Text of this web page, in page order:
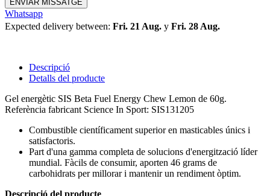
ENVIAR MISSATGE
Whatsapp
Expected delivery between: Fri. 21 Aug. y Fri. 28 Aug.
Descripció
Detalls del producte
Gel energètic SIS Beta Fuel Energy Chew Lemon de 60g.
Referència fabricant Science In Sport: SIS131205
Combustible científicament superior en masticables únics i
satisfactoris.
Part d'una gamma completa de solucions d'energització líder
mundial. Fàcils de consumir, aporten 46 grams de
carbohidrats per millorar i mantenir un rendiment òptim.